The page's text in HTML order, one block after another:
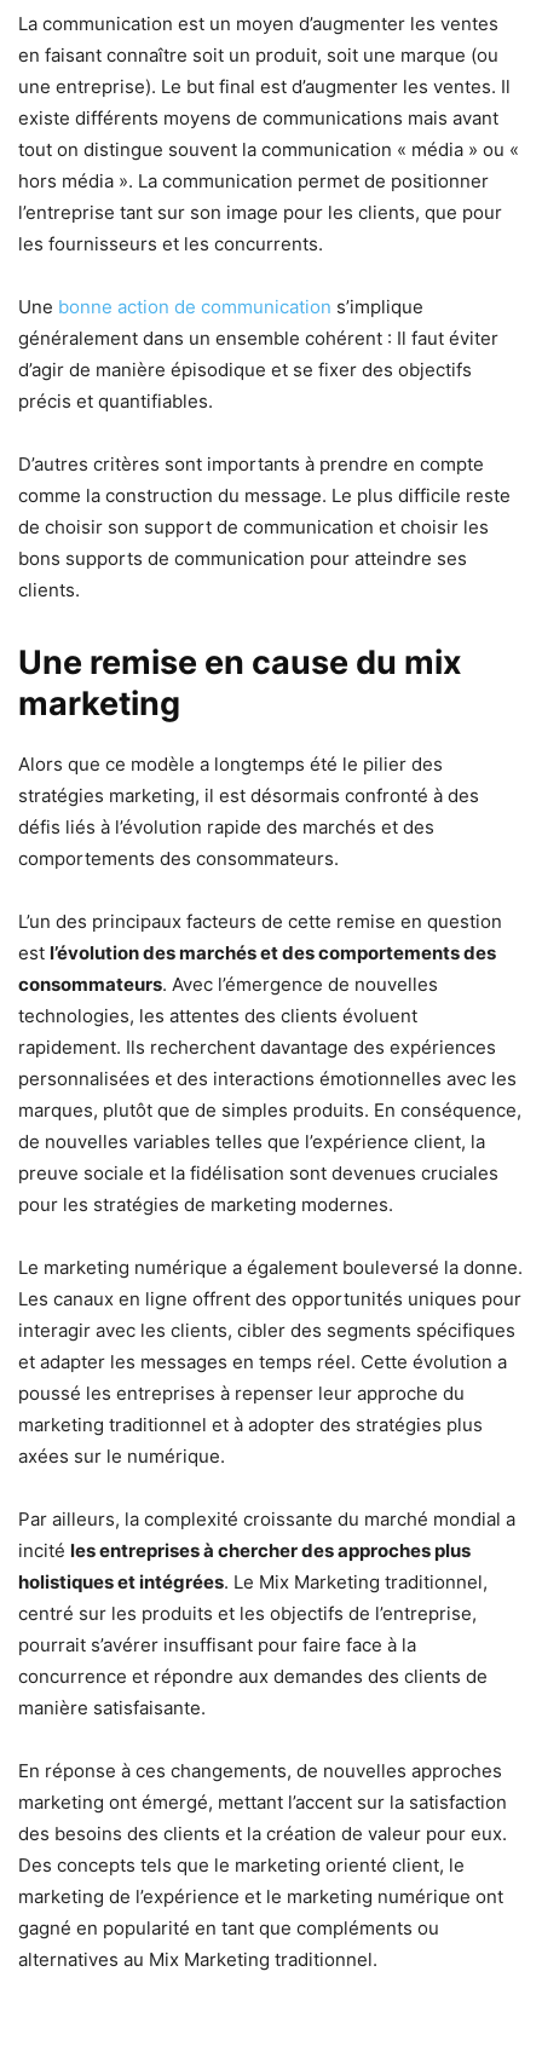
La communication est un moyen d’augmenter les ventes
en faisant connaître soit un produit, soit une marque (ou
une entreprise). Le but final est d’augmenter les ventes. Il
existe différents moyens de communications mais avant
tout on distingue souvent la communication « média » ou «
hors média ». La communication permet de positionner
l’entreprise tant sur son image pour les clients, que pour
les fournisseurs et les concurrents.
Une bonne action de communication s’implique
généralement dans un ensemble cohérent : Il faut éviter
d’agir de manière épisodique et se fixer des objectifs
précis et quantifiables.
D’autres critères sont importants à prendre en compte
comme la construction du message. Le plus difficile reste
de choisir son support de communication et choisir les
bons supports de communication pour atteindre ses
clients.
Une remise en cause du mix
marketing
Alors que ce modèle a longtemps été le pilier des
stratégies marketing, il est désormais confronté à des
défis liés à l’évolution rapide des marchés et des
comportements des consommateurs.
L’un des principaux facteurs de cette remise en question
est l’évolution des marchés et des comportements des
consommateurs. Avec l’émergence de nouvelles
technologies, les attentes des clients évoluent
rapidement. Ils recherchent davantage des expériences
personnalisées et des interactions émotionnelles avec les
marques, plutôt que de simples produits. En conséquence,
de nouvelles variables telles que l’expérience client, la
preuve sociale et la fidélisation sont devenues cruciales
pour les stratégies de marketing modernes.
Le marketing numérique a également bouleversé la donne.
Les canaux en ligne offrent des opportunités uniques pour
interagir avec les clients, cibler des segments spécifiques
et adapter les messages en temps réel. Cette évolution a
poussé les entreprises à repenser leur approche du
marketing traditionnel et à adopter des stratégies plus
axées sur le numérique.
Par ailleurs, la complexité croissante du marché mondial a
incité les entreprises à chercher des approches plus
holistiques et intégrées. Le Mix Marketing traditionnel,
centré sur les produits et les objectifs de l’entreprise,
pourrait s’avérer insuffisant pour faire face à la
concurrence et répondre aux demandes des clients de
manière satisfaisante.
En réponse à ces changements, de nouvelles approches
marketing ont émergé, mettant l’accent sur la satisfaction
des besoins des clients et la création de valeur pour eux.
Des concepts tels que le marketing orienté client, le
marketing de l’expérience et le marketing numérique ont
gagné en popularité en tant que compléments ou
alternatives au Mix Marketing traditionnel.